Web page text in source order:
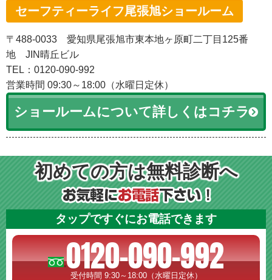
セーフティーライフ尾張旭ショールーム
〒488-0033 愛知県尾張旭市東本地ヶ原町二丁目125番
地 JIN晴丘ビル
TEL：0120-090-992
営業時間 09:30～18:00（水曜日定休）
ショールームについて詳しくはコチラ
初めての方は無料診断へ
タップですぐにお電話できます
0120-090-992
受付時間 9:30～18:00（水曜日定休）